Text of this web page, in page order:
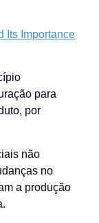
Its Importance
para
por
não
no
a produção